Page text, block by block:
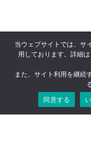
当ウェブサイトでは、サ
用しております。詳細
また、サイト利用を継続
同意する